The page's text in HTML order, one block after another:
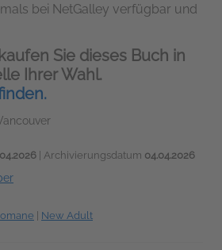
bei NetGalley verfügbar und
Sie dieses Buch in
Ihrer Wahl.
| Archivierungsdatum 04.04.2026
| New Adult